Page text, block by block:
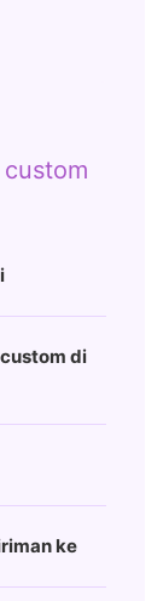
di
ke